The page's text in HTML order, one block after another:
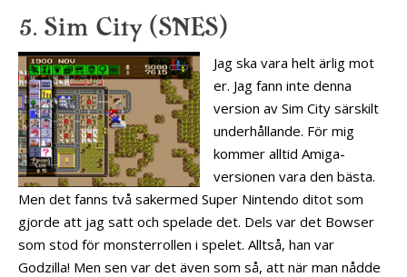
5. Sim City (SNES)
Jag ska vara helt ärlig mot
er. Jag fann inte denna
version av Sim City särskilt
underhållande. För mig
kommer alltid Amiga-
versionen vara den bästa.
Men det fanns två sakermed Super Nintendo ditot som
gjorde att jag satt och spelade det. Dels var det Bowser
som stod för monsterrollen i spelet. Alltså, han var
Godzilla! Men sen var det även som så, att när man nådde